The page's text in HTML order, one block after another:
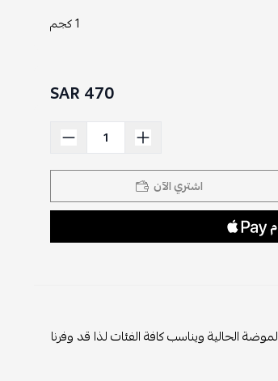
1 كجم
470 SAR
اشتري الآن
الحالية ويناسب كافة الفئات لذا قد وفرنا